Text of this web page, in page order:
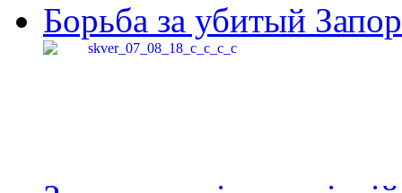
Борьба за убитый